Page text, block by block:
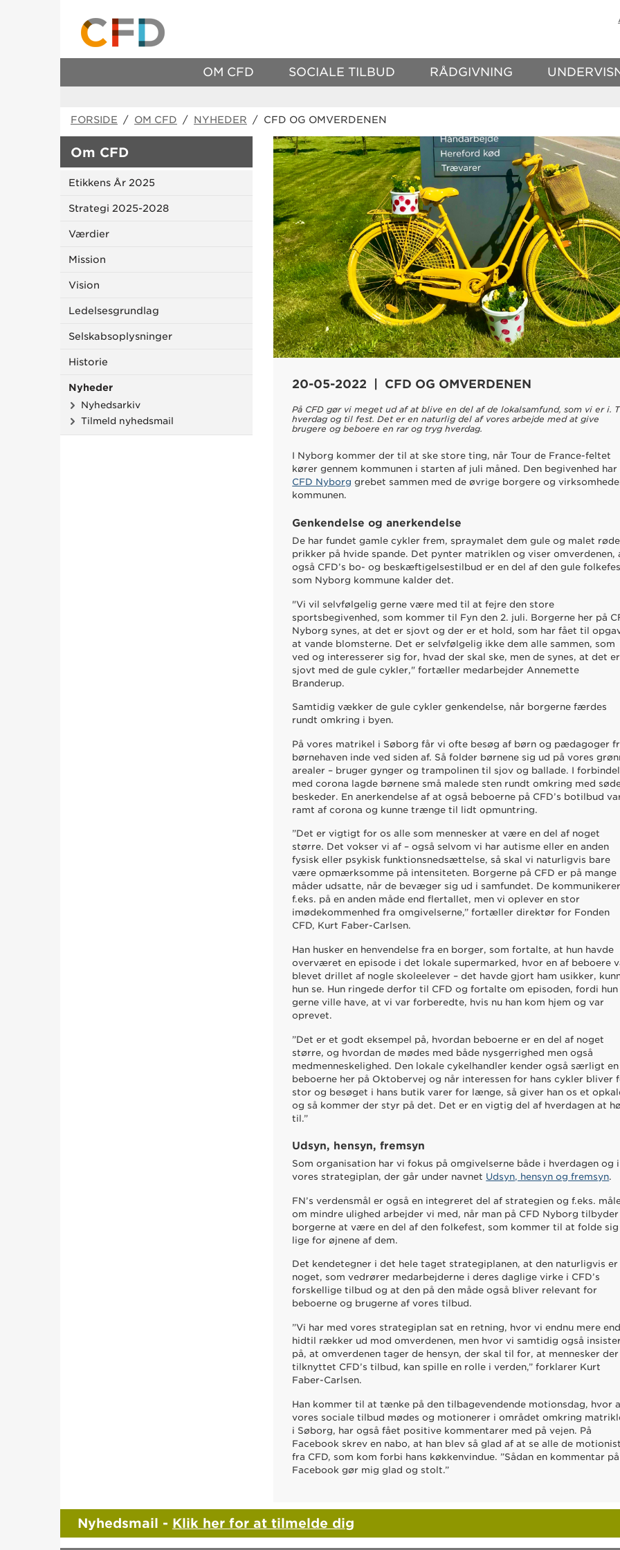
OM CFD SOCIALE TILBUD RÅDGIVNING
FORSIDE / OM CFD / NYHEDER / CFD OG OMVERDENEN
Om CFD
Etikkens År 2025
Strategi 2025-2028
Værdier
Mission
Vision
Ledelsesgrundlag
Selskabsoplysninger
Historie
Nyheder
Nyhedsarkiv
Tilmeld nyhedsmail
20-05-2022 | CFD OG OMVERDENEN
På CFD gør vi meget ud af at blive en del af de lokalsamfund, som vi er i.
hverdag og til fest. Det er en naturlig del af vores arbejde med at give
brugere og beboere en rar og tryg hverdag.
I Nyborg kommer der til at ske store ting, når Tour de France-feltet
kører gennem kommunen i starten af juli måned. Den begivenhed har
CFD Nyborg grebet sammen med de øvrige borgere og
kommunen.
Genkendelse og anerkendelse
De har fundet gamle cykler frem, spraymalet dem gule og malet røde
prikker på hvide spande. Det pynter matriklen og viser omverdenen,
også CFD’s bo- og beskæftigelsestilbud er en del af den gule
som Nyborg kommune kalder det.
"Vi vil selvfølgelig gerne være med til at fejre den store
sportsbegivenhed, som kommer til Fyn den 2. juli. Borgerne her på
Nyborg synes, at det er sjovt og der er et hold, som har fået til
at vande blomsterne. Det er selvfølgelig ikke dem alle sammen, som
ved og interesserer sig for, hvad der skal ske, men de synes, at det er
sjovt med de gule cykler," fortæller medarbejder Annemette
Branderup.
Samtidig vækker de gule cykler genkendelse, når borgerne færdes
rundt omkring i byen.
På vores matrikel i Søborg får vi ofte besøg af børn og pædagoger
børnehaven inde ved siden af. Så folder børnene sig ud på vores
arealer – bruger gynger og trampolinen til sjov og ballade. I
med corona lagde børnene små malede sten rundt omkring med
beskeder. En anerkendelse af at også beboerne på CFD’s botilbud
ramt af corona og kunne trænge til lidt opmuntring.
”Det er vigtigt for os alle som mennesker at være en del af noget
større. Det vokser vi af – også selvom vi har autisme eller en anden
fysisk eller psykisk funktionsnedsættelse, så skal vi naturligvis bare
være opmærksomme på intensiteten. Borgerne på CFD er på mange
måder udsatte, når de bevæger sig ud i samfundet. De kommunikerer
f.eks. på en anden måde end flertallet, men vi oplever en stor
imødekommenhed fra omgivelserne,” fortæller direktør for Fonden
CFD, Kurt Faber-Carlsen.
Han husker en henvendelse fra en borger, som fortalte, at hun havde
overværet en episode i det lokale supermarked, hvor en af beboere
blevet drillet af nogle skoleelever – det havde gjort ham usikker,
hun se. Hun ringede derfor til CFD og fortalte om episoden, fordi hun
gerne ville have, at vi var forberedte, hvis nu han kom hjem og var
oprevet.
”Det er et godt eksempel på, hvordan beboerne er en del af noget
større, og hvordan de mødes med både nysgerrighed men også
medmenneskelighed. Den lokale cykelhandler kender også særligt
beboerne her på Oktobervej og når interessen for hans cykler bliver
stor og besøget i hans butik varer for længe, så giver han os et
og så kommer der styr på det. Det er en vigtig del af hverdagen at
til.”
Udsyn, hensyn, fremsyn
Som organisation har vi fokus på omgivelserne både i hverdagen og i
vores strategiplan, der går under navnet Udsyn, hensyn og fremsyn.
FN’s verdensmål er også en integreret del af strategien og f.eks.
om mindre ulighed arbejder vi med, når man på CFD Nyborg tilbyder
borgerne at være en del af den folkefest, som kommer til at folde sig
lige for øjnene af dem.
Det kendetegner i det hele taget strategiplanen, at den naturligvis er
noget, som vedrører medarbejderne i deres daglige virke i CFD’s
forskellige tilbud og at den på den måde også bliver relevant for
beboerne og brugerne af vores tilbud.
”Vi har med vores strategiplan sat en retning, hvor vi endnu mere end
hidtil rækker ud mod omverdenen, men hvor vi samtidig også
på, at omverdenen tager de hensyn, der skal til for, at mennesker
tilknyttet CFD’s tilbud, kan spille en rolle i verden,” forklarer Kurt
Faber-Carlsen.
Han kommer til at tænke på den tilbagevendende motionsdag, hvor
vores sociale tilbud mødes og motionerer i området omkring
i Søborg, har også fået positive kommentarer med på vejen. På
Facebook skrev en nabo, at han blev så glad af at se alle de
fra CFD, som kom forbi hans køkkenvindue. ”Sådan en kommentar på
Facebook gør mig glad og stolt.”
Nyhedsmail - Klik her for at tilmelde dig